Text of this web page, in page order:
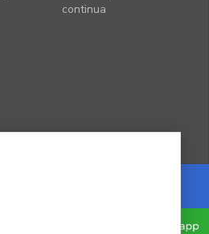
continua
Powered by Nexura